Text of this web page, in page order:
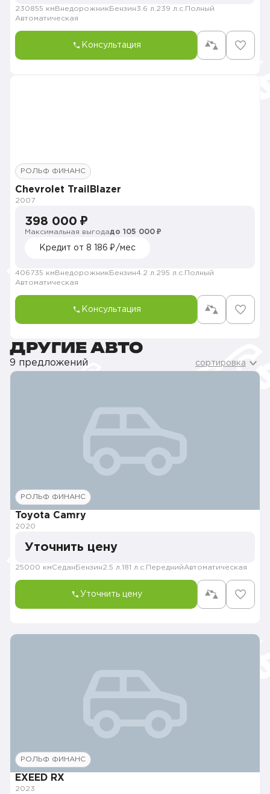
230855 км Внедорожник Бензин3.6 л. 239 л.с. Полный
Автоматическая
Консультация
РОЛЬФ ФИНАНС
Chevrolet TrailBlazer
2007
398 000 ₽
Максимальная выгодадо 105 000 ₽
Кредит от 8 186 ₽/мес
406735 км Внедорожник Бензин4.2 л. 295 л.с. Полный
Автоматическая
Консультация
ДРУГИЕ АВТО
9 предложений сортировка
РОЛЬФ ФИНАНС
Toyota Camry
2020
Уточнить цену
25000 кмСедан Бензин2.5 л. 181 л.с. ПереднийАвтоматическая
Уточнить цену
РОЛЬФ ФИНАНС
EXEED RX
2023